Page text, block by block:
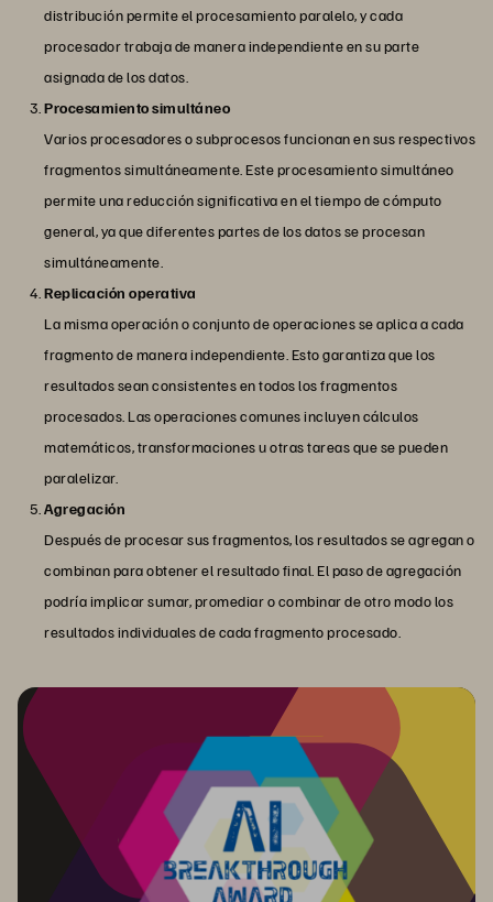
distribución permite el procesamiento paralelo, y cada
procesador trabaja de manera independiente en su parte
asignada de los datos.
Procesamiento simultáneo
Varios procesadores o subprocesos funcionan en sus respectivos
fragmentos simultáneamente. Este procesamiento simultáneo
permite una reducción significativa en el tiempo de cómputo
general, ya que diferentes partes de los datos se procesan
simultáneamente.
Replicación operativa
La misma operación o conjunto de operaciones se aplica a cada
fragmento de manera independiente. Esto garantiza que los
resultados sean consistentes en todos los fragmentos
procesados. Las operaciones comunes incluyen cálculos
matemáticos, transformaciones u otras tareas que se pueden
paralelizar.
Agregación
Después de procesar sus fragmentos, los resultados se agregan o
combinan para obtener el resultado final. El paso de agregación
podría implicar sumar, promediar o combinar de otro modo los
resultados individuales de cada fragmento procesado.